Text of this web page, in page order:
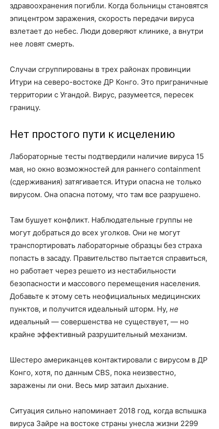
здравоохранения погибли. Когда больницы становятся
эпицентром заражения, скорость передачи вируса
взлетает до небес. Люди доверяют клинике, а внутри
нее ловят смерть.
Случаи сгруппированы в трех районах провинции
Итури на северо-востоке ДР Конго. Это приграничные
территории с Угандой. Вирус, разумеется, пересек
границу.
Нет простого пути к исцелению
Лабораторные тесты подтвердили наличие вируса 15
мая, но окно возможностей для раннего containment
(сдерживания) затягивается. Итури опасна не только
вирусом. Она опасна потому, что там все разрушено.
Там бушует конфликт. Наблюдательные группы не
могут добраться до всех уголков. Они не могут
транспортировать лабораторные образцы без страха
попасть в засаду. Правительство пытается справиться,
но работает через решето из нестабильности
безопасности и массового перемещения населения.
Добавьте к этому сеть неофициальных медицинских
пунктов, и получится идеальный шторм. Ну, не
идеальный — совершенства не существует, — но
крайне эффективный разрушительный механизм.
Шестеро американцев контактировали с вирусом в ДР
Конго, хотя, по данным CBS, пока неизвестно,
заражены ли они. Весь мир затаил дыхание.
Ситуация сильно напоминает 2018 год, когда вспышка
вируса Зайре на востоке страны унесла жизни 2299